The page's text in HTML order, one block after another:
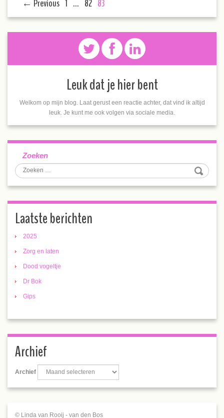
← Previous 1 … 82 83
Leuk dat je hier bent
Welkom op mijn blog. Laat gerust een reactie achter, dat vind ik altijd
leuk. Je kunt me ook volgen via sociale media.
Zoeken
Laatste berichten
2025
Zorg en laten
Dood vogeltje
Dr Bok
Gips
Archief
Archief
© Linda van Rooij - van den Bos